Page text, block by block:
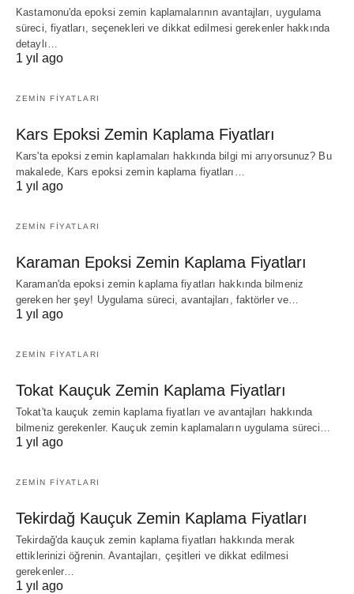
Kastamonu'da epoksi zemin kaplamalarının avantajları, uygulama
süreci, fiyatları, seçenekleri ve dikkat edilmesi gerekenler hakkında
detaylı…
1 yıl ago
ZEMIN FIYATLARI
Kars Epoksi Zemin Kaplama Fiyatları
Kars'ta epoksi zemin kaplamaları hakkında bilgi mi arıyorsunuz? Bu
makalede, Kars epoksi zemin kaplama fiyatları…
1 yıl ago
ZEMIN FIYATLARI
Karaman Epoksi Zemin Kaplama Fiyatları
Karaman'da epoksi zemin kaplama fiyatları hakkında bilmeniz
gereken her şey! Uygulama süreci, avantajları, faktörler ve…
1 yıl ago
ZEMIN FIYATLARI
Tokat Kauçuk Zemin Kaplama Fiyatları
Tokat'ta kauçuk zemin kaplama fiyatları ve avantajları hakkında
bilmeniz gerekenler. Kauçuk zemin kaplamaların uygulama süreci…
1 yıl ago
ZEMIN FIYATLARI
Tekirdağ Kauçuk Zemin Kaplama Fiyatları
Tekirdağ'da kauçuk zemin kaplama fiyatları hakkında merak
ettiklerinizi öğrenin. Avantajları, çeşitleri ve dikkat edilmesi
gerekenler…
1 yıl ago